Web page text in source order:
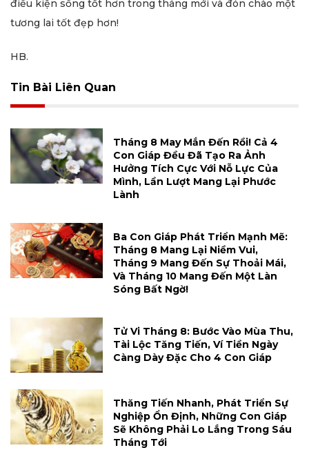
điều kiện sống tốt hơn trong tháng mới và đón chào một
tương lai tốt đẹp hơn!
HB.
Tin Bài Liên Quan
Tháng 8 May Mắn Đến Rồi! Cả 4
Con Giáp Đều Đã Tạo Ra Ảnh
Hưởng Tích Cực Với Nỗ Lực Của
Mình, Lần Lượt Mang Lại Phước
Lành
Ba Con Giáp Phát Triển Mạnh Mẽ:
Tháng 8 Mang Lại Niềm Vui,
Tháng 9 Mang Đến Sự Thoải Mái,
Và Tháng 10 Mang Đến Một Làn
Sóng Bất Ngờ!
Tử Vi Tháng 8: Bước Vào Mùa Thu,
Tài Lộc Tăng Tiến, Ví Tiền Ngày
Càng Dày Đặc Cho 4 Con Giáp
Thăng Tiến Nhanh, Phát Triển Sự
Nghiệp Ổn Định, Những Con Giáp
Sẽ Không Phải Lo Lắng Trong Sáu
Tháng Tới